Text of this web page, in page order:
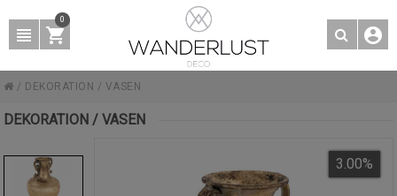
0
/ DEKORATION / VASEN
DEKORATION / VASEN
3.00%